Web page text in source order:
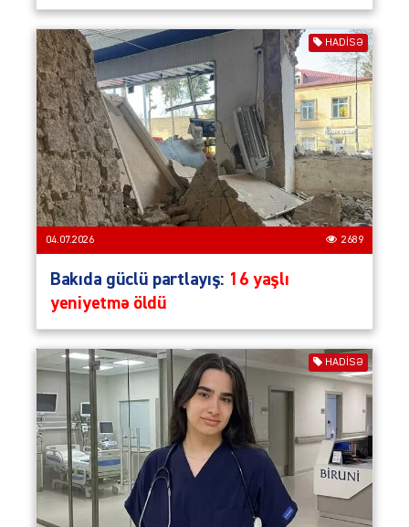
HADISƏ
04.07.2026 2689
Bakıda güclü partlayış: 16 yaşlı
yeniyetmə öldü
HADISƏ